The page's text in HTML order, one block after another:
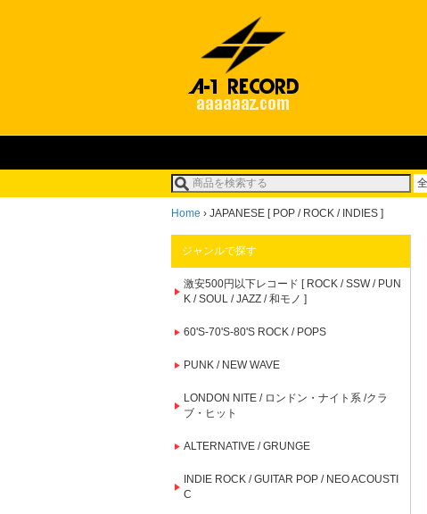
Home › JAPANESE [ POP / ROCK / INDIES ]
ジャンルで探す
激安500円以下レコード [ ROCK / SSW / PUN
K / SOUL / JAZZ / 和モノ ]
60'S-70'S-80'S ROCK / POPS
PUNK / NEW WAVE
LONDON NITE / ロンドン・ナイト系 /クラ
ブ・ヒット
ALTERNATIVE / GRUNGE
INDIE ROCK / GUITAR POP / NEO ACOUSTI
C